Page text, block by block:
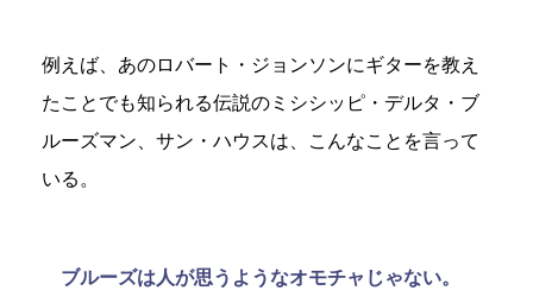
例えば、あのロバート・ジョンソンにギターを教え
たことでも知られる伝説のミシシッピ・デルタ・ブ
ルーズマン、サン・ハウスは、こんなことを言って
いる。
ブルーズは人が思うようなオモチャじゃない。